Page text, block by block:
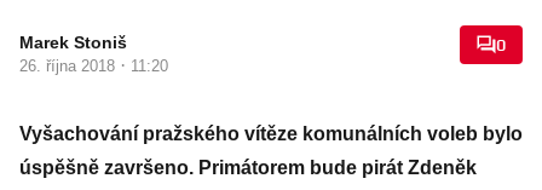
Marek Stoniš
26. října 2018 · 11:20
0
Vyšachování pražského vítěze komunálních voleb bylo
úspěšně završeno. Primátorem bude pirát Zdeněk